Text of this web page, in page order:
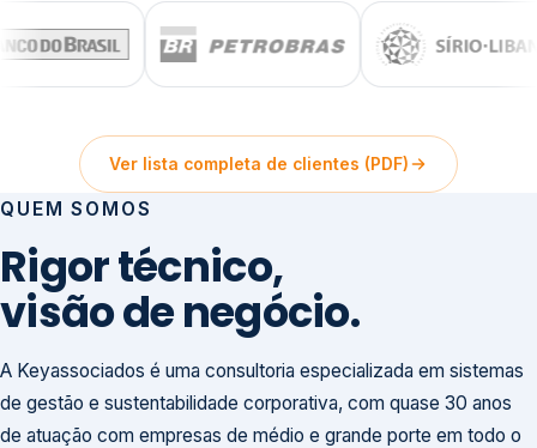
Ver lista completa de clientes (PDF)
QUEM SOMOS
Rigor técnico,
visão de negócio.
A Keyassociados é uma consultoria especializada em sistemas
de gestão e sustentabilidade corporativa, com quase 30 anos
de atuação com empresas de médio e grande porte em todo o